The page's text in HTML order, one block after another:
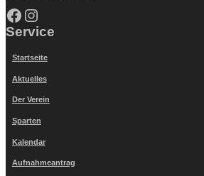
Facebook Instagram
Service
Startseite
Aktuelles
Der Verein
Sparten
Kalendar
Aufnahmeantrag